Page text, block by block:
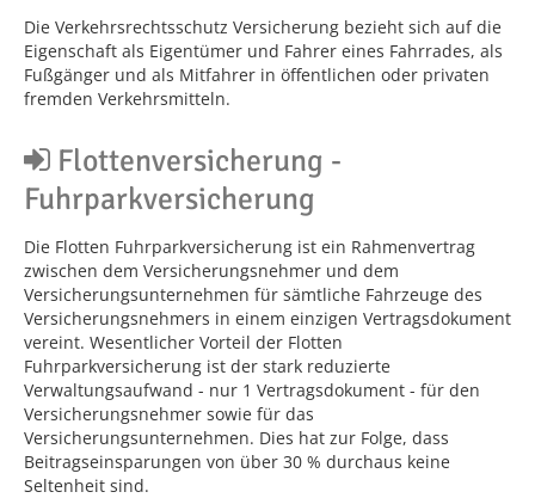
Die Verkehrsrechtsschutz Versicherung bezieht sich auf die
Eigenschaft als Eigentümer und Fahrer eines Fahrrades, als
Fußgänger und als Mitfahrer in öffentlichen oder privaten
fremden Verkehrsmitteln.
Flottenversicherung -
Fuhrparkversicherung
Die Flotten Fuhrparkversicherung ist ein Rahmenvertrag
zwischen dem Versicherungsnehmer und dem
Versicherungsunternehmen für sämtliche Fahrzeuge des
Versicherungsnehmers in einem einzigen Vertragsdokument
vereint. Wesentlicher Vorteil der Flotten
Fuhrparkversicherung ist der stark reduzierte
Verwaltungsaufwand - nur 1 Vertragsdokument - für den
Versicherungsnehmer sowie für das
Versicherungsunternehmen. Dies hat zur Folge, dass
Beitragseinsparungen von über 30 % durchaus keine
Seltenheit sind.